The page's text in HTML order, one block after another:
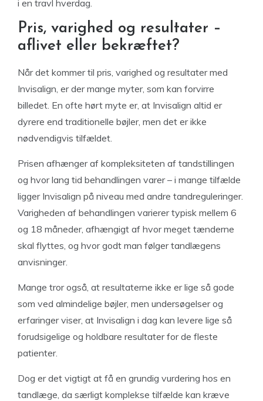
i en travl hverdag.
Pris, varighed og resultater –
aflivet eller bekræftet?
Når det kommer til pris, varighed og resultater med
Invisalign, er der mange myter, som kan forvirre
billedet. En ofte hørt myte er, at Invisalign altid er
dyrere end traditionelle bøjler, men det er ikke
nødvendigvis tilfældet.
Prisen afhænger af kompleksiteten af tandstillingen
og hvor lang tid behandlingen varer – i mange tilfælde
ligger Invisalign på niveau med andre tandreguleringer.
Varigheden af behandlingen varierer typisk mellem 6
og 18 måneder, afhængigt af hvor meget tænderne
skal flyttes, og hvor godt man følger tandlægens
anvisninger.
Mange tror også, at resultaterne ikke er lige så gode
som ved almindelige bøjler, men undersøgelser og
erfaringer viser, at Invisalign i dag kan levere lige så
forudsigelige og holdbare resultater for de fleste
patienter.
Dog er det vigtigt at få en grundig vurdering hos en
tandlæge, da særligt komplekse tilfælde kan kræve